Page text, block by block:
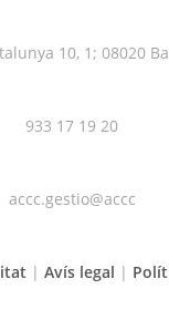
10, 1; 08020
933 17 19 20
accc.gestio@accc
| Avís legal |